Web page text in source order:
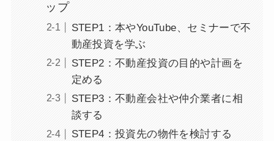
ップ
STEP1：本やYouTube、セミナーで不
動産投資を学ぶ
STEP2：不動産投資の目的や計画を
定める
STEP3：不動産会社や仲介業者に相
談する
STEP4：投資先の物件を検討する